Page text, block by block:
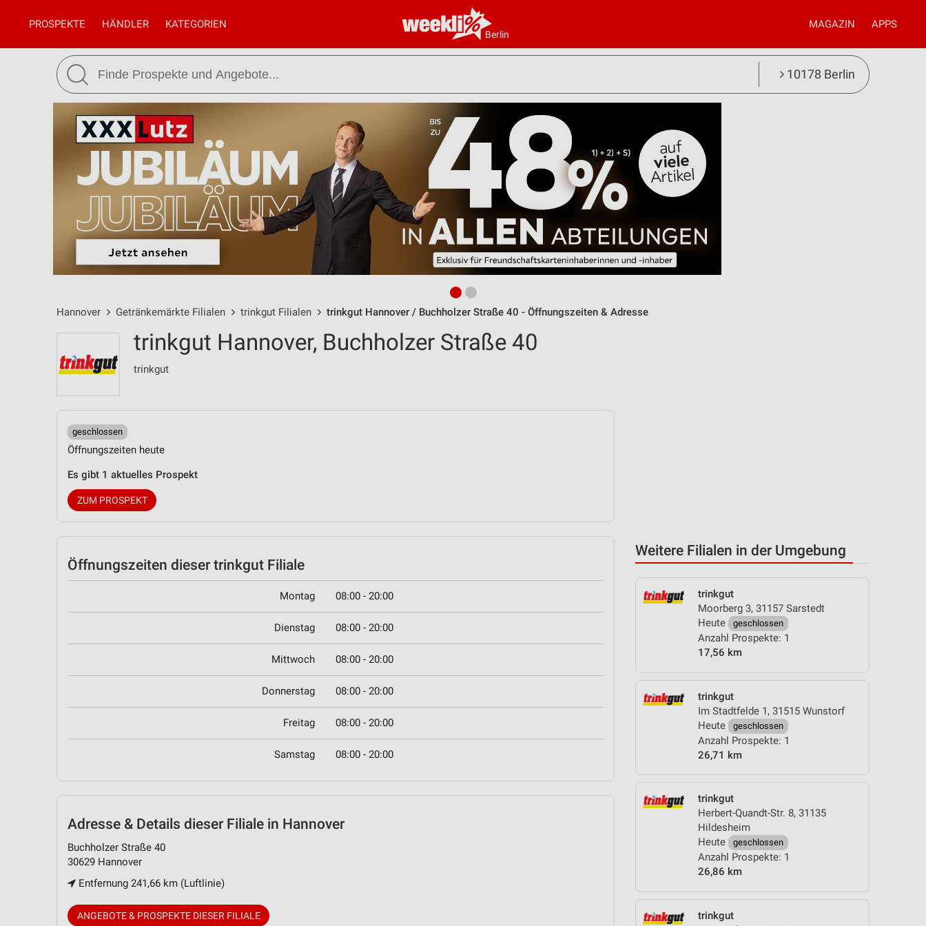
Berlin
PROSPEKTE HÄNDLER KATEGORIEN MAGAZIN APPS
10178 Berlin
Hannover Getränkemärkte Filialen trinkgut Filialen trinkgut Hannover / Buchholzer Straße 40 - Öffnungszeiten & Adresse
Weitere Filialen in der Umgebung
trinkgut
Moorberg 3, 31157 Sarstedt
Heute
geschlossen
Anzahl Prospekte: 1
17,56 km
trinkgut
Im Stadtfelde 1, 31515 Wunstorf
Heute
geschlossen
Anzahl Prospekte: 1
26,71 km
trinkgut
Herbert-Quandt-Str. 8, 31135
Hildesheim
Heute
geschlossen
Anzahl Prospekte: 1
26,86 km
trinkgut
trinkgut Hannover, Buchholzer Straße 40
trinkgut
geschlossen
Öffnungszeiten heute
Es gibt 1 aktuelles Prospekt
ZUM PROSPEKT
Öffnungszeiten dieser trinkgut Filiale
Montag 08:00 - 20:00
Dienstag 08:00 - 20:00
Mittwoch 08:00 - 20:00
Donnerstag 08:00 - 20:00
Freitag 08:00 - 20:00
Samstag 08:00 - 20:00
Adresse & Details dieser Filiale in Hannover
Buchholzer Straße 40
30629 Hannover
Entfernung 241,66 km (Luftlinie)
ANGEBOTE & PROSPEKTE DIESER FILIALE